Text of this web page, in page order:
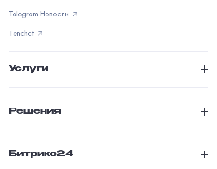
Telegram.Новости
Тenchat
Услуги
Решения
Битрикс24